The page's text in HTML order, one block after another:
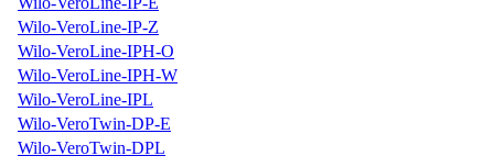
Wilo-VeroLine-IP-Z
Wilo-VeroLine-IPH-O
Wilo-VeroLine-IPH-W
Wilo-VeroLine-IPL
Wilo-VeroTwin-DP-E
Wilo-VeroTwin-DPL